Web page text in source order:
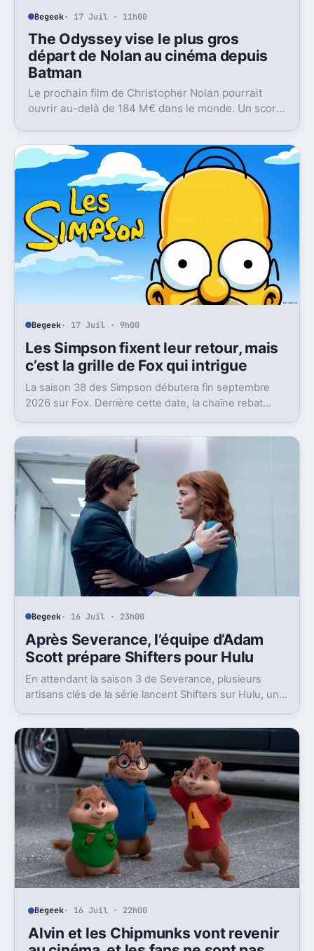
Begeek· 17 Juil · 11h00
The Odyssey vise le plus gros
départ de Nolan au cinéma depuis
Batman
Le prochain film de Christopher Nolan pourrait
ouvrir au-delà de 184 M€ dans le monde. Un score
Begeek· 17 Juil · 9h00
Les Simpson fixent leur retour, mais
c’est la grille de Fox qui intrigue
La saison 38 des Simpson débutera fin septembre
2026 sur Fox. Derrière cette date, la chaîne rebat
Begeek· 16 Juil · 23h00
Après Severance, l’équipe d’Adam
Scott prépare Shifters pour Hulu
En attendant la saison 3 de Severance, plusieurs
artisans clés de la série lancent Shifters sur Hulu, un
Begeek· 16 Juil · 22h00
Alvin et les Chipmunks vont revenir